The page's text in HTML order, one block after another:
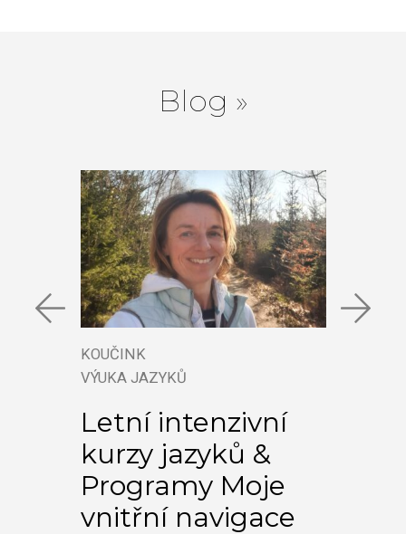
Blog »
KOUČINK
VÝUKA JAZYKŮ
Letní intenzivní
kurzy jazyků &
Programy Moje
vnitřní navigace